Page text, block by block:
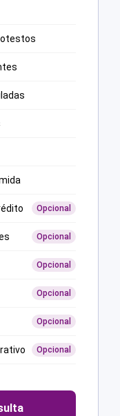
Opcional
Opcional
Opcional
Opcional
Opcional
Opcional